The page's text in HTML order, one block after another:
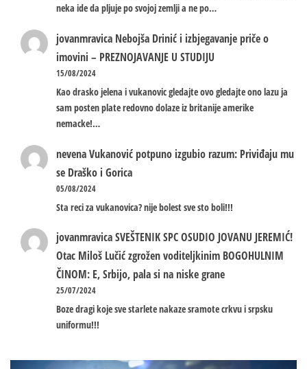
neka ide da pljuje po svojoj zemlji a ne po…
jovanmravica Nebojša Drinić i izbjegavanje priče o
imovini – PREZNOJAVANJE U STUDIJU
15/08/2024
Kao drasko jelena i vukanovic gledajte ovo gledajte ono lazu ja
sam posten plate redovno dolaze iz britanije amerike
nemacke!…
nevenaVukanović potpuno izgubio razum: Priviđaju mu
se Draško i Gorica
05/08/2024
Sta reci za vukanovica? nije bolest sve sto boli!!!
jovanmravicaSVEŠTENIK SPC OSUDIO JOVANU JEREMIĆ!
Otac Miloš Lučić zgrožen voditeljkinim BOGOHULNIM
ČINOM: E, Srbijo, pala si na niske grane
25/07/2024
Boze dragi koje sve starlete nakaze sramote crkvu i srpsku
uniformu!!!